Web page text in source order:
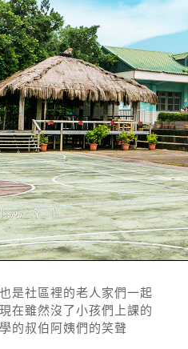
是社區裡的老人家們一起
在雖然沒了小孩們上課的
的叔伯阿姨們的笑聲